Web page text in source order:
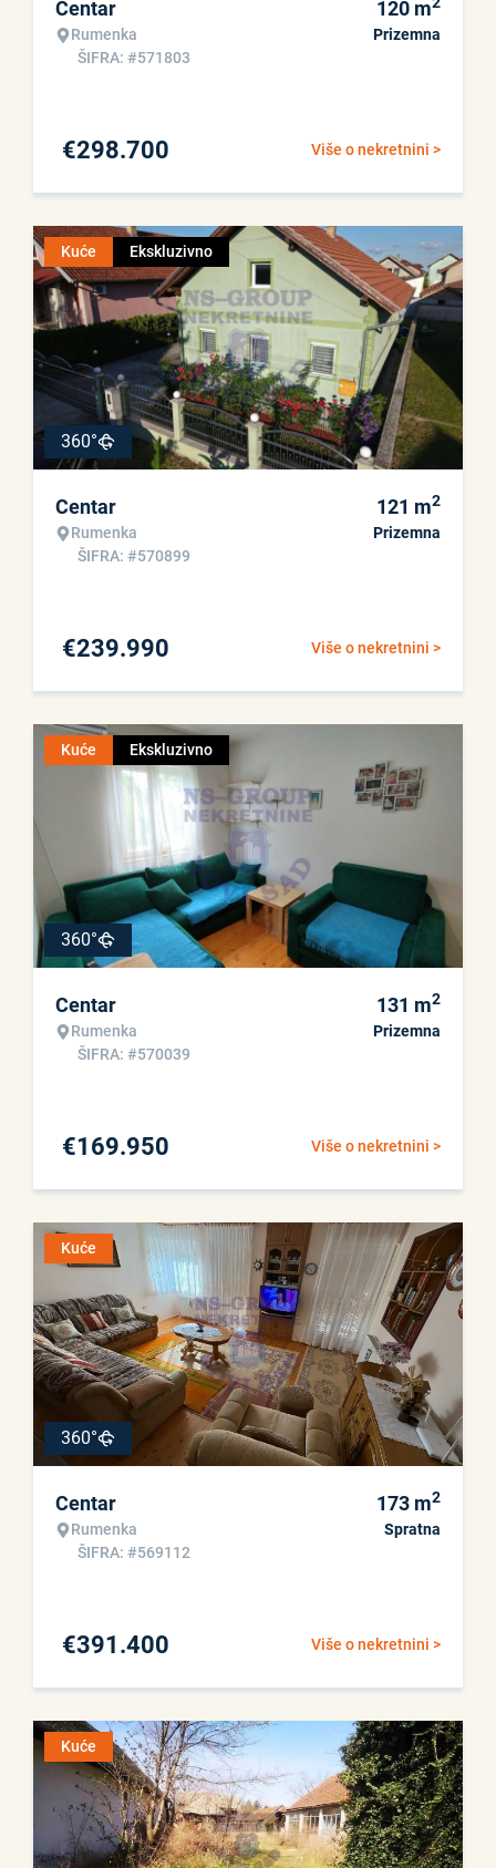
Centar
Rumenka
ŠIFRA: #571803
120 m
Prizemna
Više o nekretnini >
€298.700
Kuće Ekskluzivno
360°
Centar
Rumenka
ŠIFRA: #570899
121 m2
Prizemna
Više o nekretnini >
€239.990
Kuće Ekskluzivno
360°
Centar
Rumenka
ŠIFRA: #570039
131 m2
Prizemna
Više o nekretnini >
€169.950
Kuće
360°
Centar
Rumenka
ŠIFRA: #569112
173 m2
Spratna
Više o nekretnini >
€391.400
Kuće